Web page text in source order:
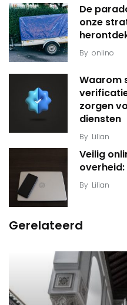
De
onze
By onlino
Waarom
zorgen
diensten
By Lilian
Veilig
By Lilian
Gerelateerd